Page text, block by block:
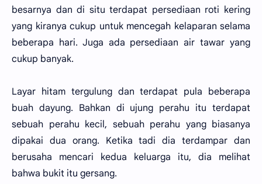
besarnya dan di situ terdapat persediaan roti kering
yang kiranya cukup untuk mencegah kelaparan selama
beberapa hari. Juga ada persediaan air tawar yang
cukup banyak.
Layar hitam tergulung dan terdapat pula beberapa
buah dayung. Bahkan di ujung perahu itu terdapat
sebuah perahu kecil, sebuah perahu yang biasanya
dipakai dua orang. Ketika tadi dia terdampar dan
berusaha mencari kedua keluarga itu, dia melihat
bahwa bukit itu gersang.